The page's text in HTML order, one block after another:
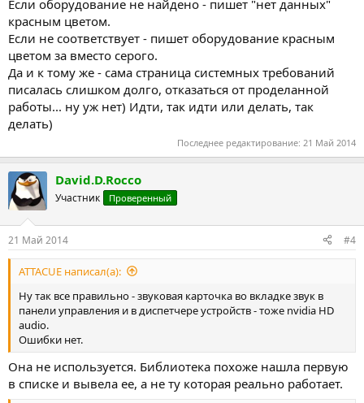
Если оборудование не найдено - пишет "нет данных"
красным цветом.
Если не соответствует - пишет оборудование красным
цветом за вместо серого.
Да и к тому же - сама страница системных требований
писалась слишком долго, отказаться от проделанной
работы... ну уж нет) Идти, так идти или делать, так
делать)
Последнее редактирование: 21 Май 2014
David.D.Rocco
Участник Проверенный
21 Май 2014 #4
ATTACUE написал(а):
Ну так все правильно - звуковая карточка во вкладке звук в
панели управления и в диспетчере устройств - тоже nvidia HD
audio.
Ошибки нет.
Она не используется. Библиотека похоже нашла первую
в списке и вывела ее, а не ту которая реально работает.